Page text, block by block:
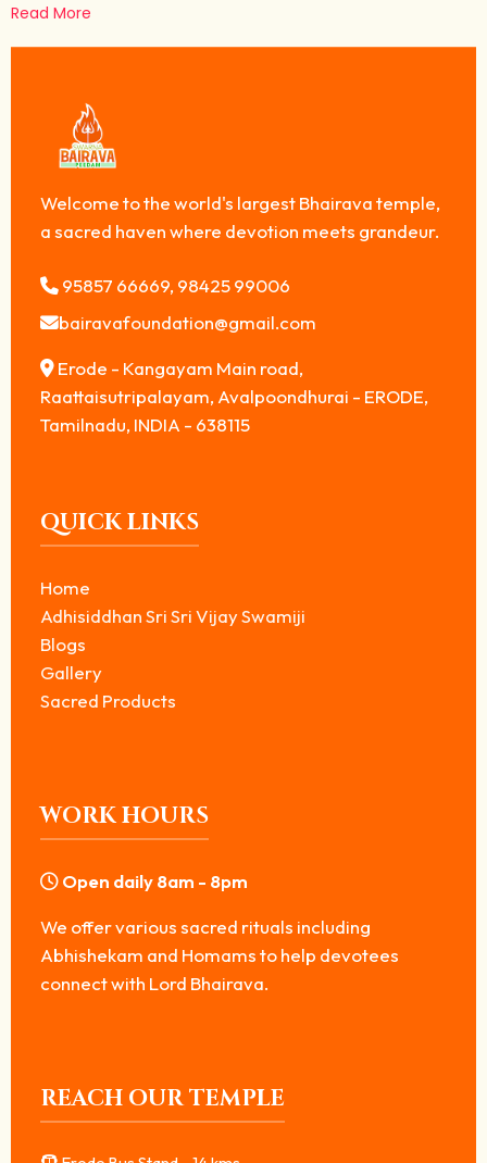
Read More
Welcome to the world's largest Bhairava temple,
a sacred haven where devotion meets grandeur.
95857 66669, 98425 99006
bairavafoundation@gmail.com
Erode - Kangayam Main road,
Raattaisutripalayam, Avalpoondhurai - ERODE,
Tamilnadu, INDIA - 638115
QUICK LINKS
Home
Adhisiddhan Sri Sri Vijay Swamiji
Blogs
Gallery
Sacred Products
WORK HOURS
Open daily 8am - 8pm
We offer various sacred rituals including
Abhishekam and Homams to help devotees
connect with Lord Bhairava.
REACH OUR TEMPLE